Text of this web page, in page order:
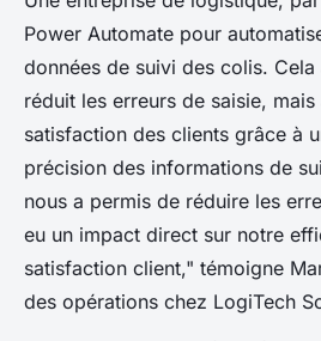
Power Automate pour
données de suivi des colis. Cela
réduit les erreurs de saisie,
satisfaction des clients grâce à
précision des informations de
nous a permis de réduire les
eu un impact direct sur notre
satisfaction client," témoigne
des opérations chez LogiTech